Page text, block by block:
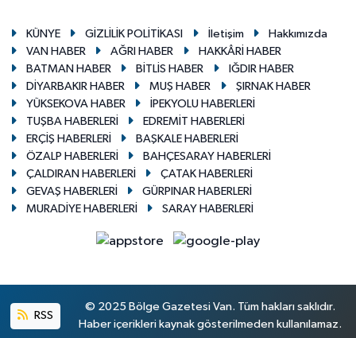
KÜNYE GİZLİLİK POLİTİKASI İletişim
Hakkımızda
VAN HABER
AĞRI HABER
HAKKÂRİ HABER
BATMAN HABER
BİTLİS HABER
IĞDIR HABER
DİYARBAKIR HABER
MUŞ HABER
ŞIRNAK HABER
YÜKSEKOVA HABER
İPEKYOLU HABERLERİ
TUŞBA HABERLERİ
EDREMİT HABERLERİ
ERÇİŞ HABERLERİ
BAŞKALE HABERLERİ
ÖZALP HABERLERİ
BAHÇESARAY HABERLERİ
ÇALDIRAN HABERLERİ
ÇATAK HABERLERİ
GEVAŞ HABERLERİ
GÜRPINAR HABERLERİ
MURADİYE HABERLERİ
SARAY HABERLERİ
RSS
© 2025 Bölge Gazetesi Van. Tüm hakları saklıdır.
Haber içerikleri kaynak gösterilmeden kullanılamaz.